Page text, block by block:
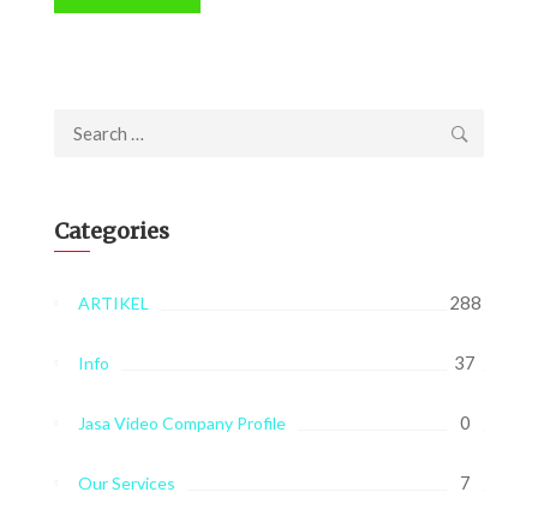
Search
Categories
ARTIKEL 288
Info 37
Jasa Video Company Profile 0
Our Services 7